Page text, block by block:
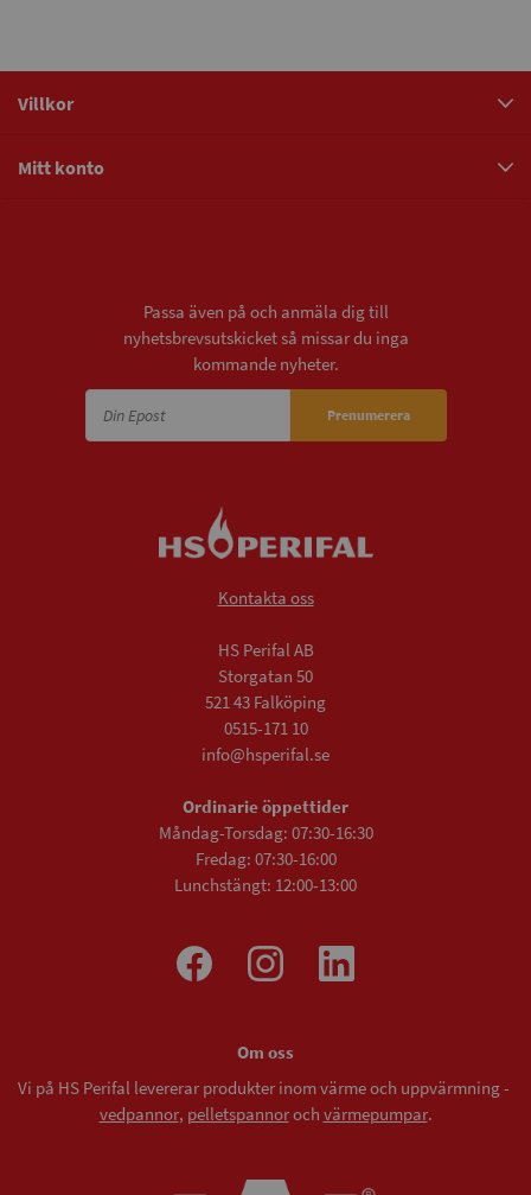
Villkor
Mitt konto
Passa även på och anmäla dig till
nyhetsbrevsutskicket så missar du inga
kommande nyheter.
Prenumerera
Kontakta oss
HS Perifal AB
Storgatan 50
521 43 Falköping
0515-171 10
info@hsperifal.se
Ordinarie öppettider
Måndag-Torsdag: 07:30-16:30
Fredag: 07:30-16:00
Lunchstängt: 12:00-13:00
Om oss
Vi på HS Perifal levererar produkter inom värme och uppvärmning -
vedpannor, pelletspannoroch värmepumpar.